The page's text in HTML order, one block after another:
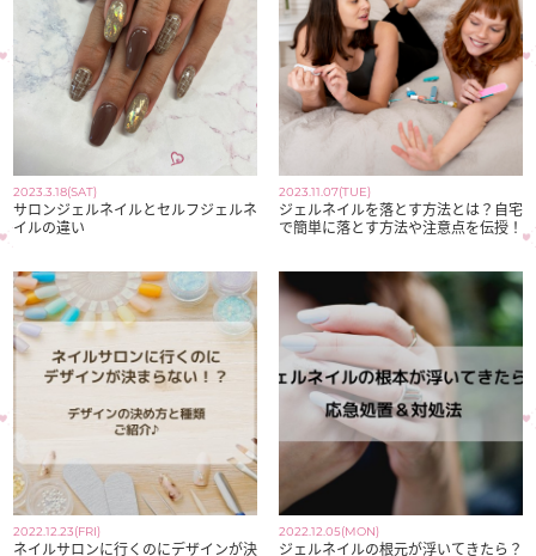
2023.3.18(SAT)
サロンジェルネイルとセルフジェルネ
イルの違い
2023.11.07(TUE)
ジェルネイルを落とす方法とは？自宅
で簡単に落とす方法や注意点を伝授！
2022.12.23(FRI)
ネイルサロンに行くのにデザインが決
2022.12.05(MON)
ジェルネイルの根元が浮いてきたら？